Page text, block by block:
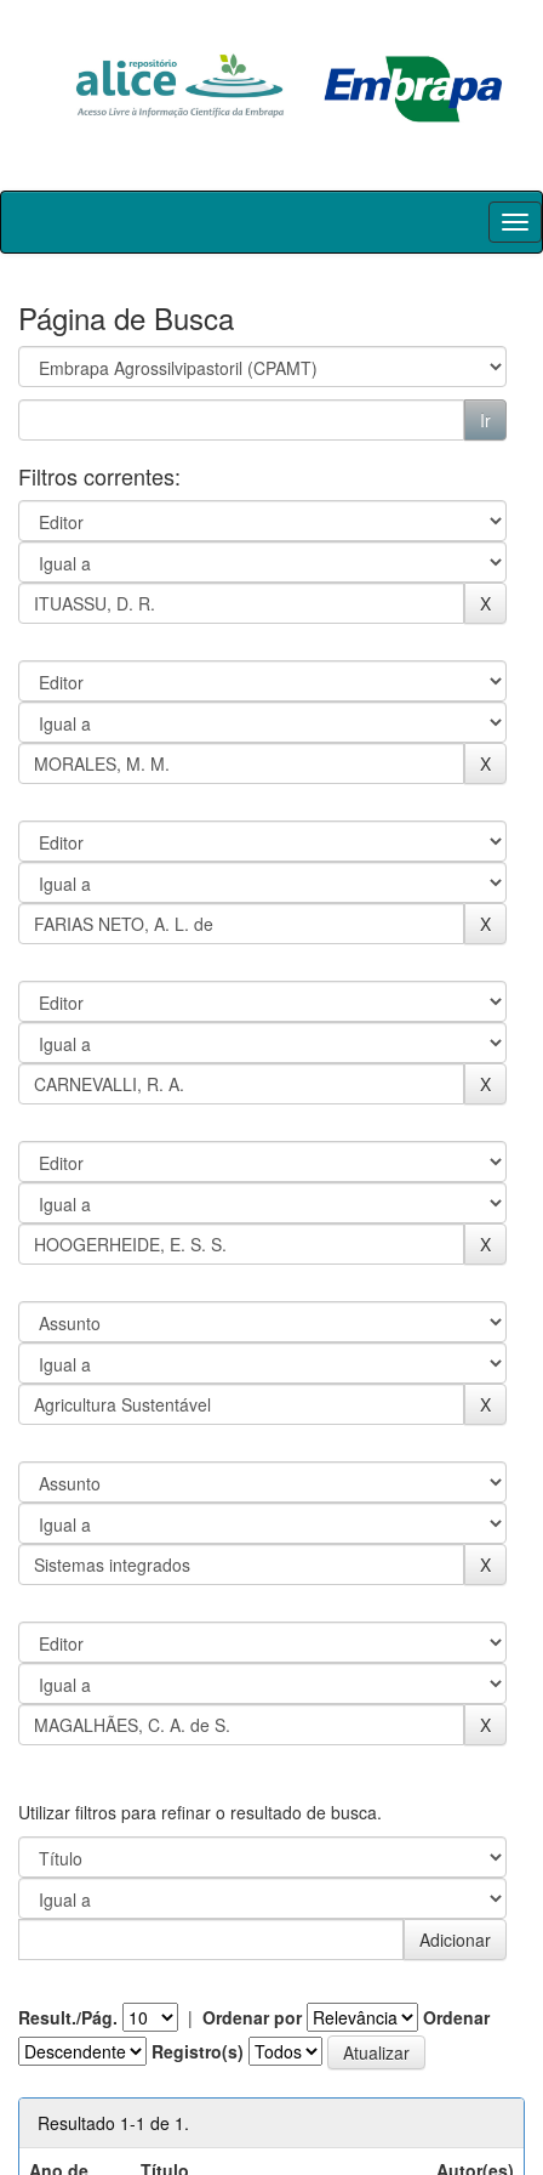
Skip
Página de Busca
Filtros correntes:
Utilizar filtros para refinar o resultado de busca.
Result./Pág. | Ordenar por
Ordenar
Registro(s)
Resultado 1-1 de 1.
Ano de
Título Autor(es)